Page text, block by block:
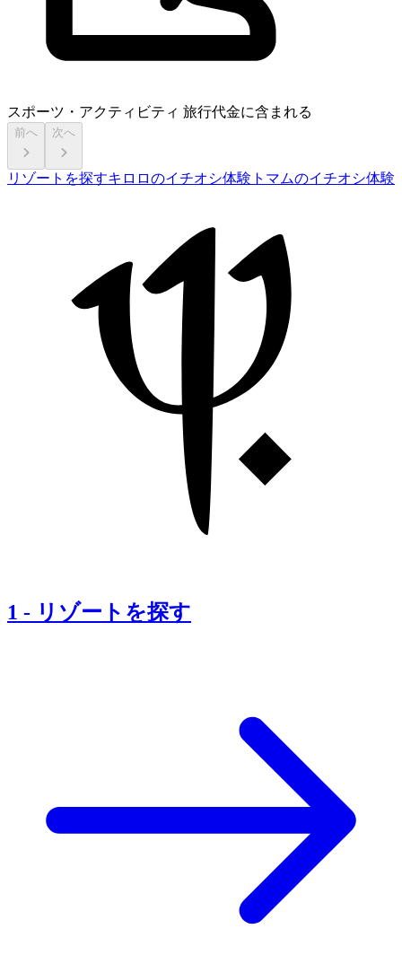
スポーツ・アクティビティ 旅行代金に含まれる
前へ 次へ
リゾートを探すキロロのイチオシ体験 トマムのイチオシ体験
1 - リゾートを探す